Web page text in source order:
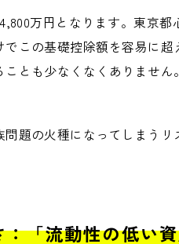
万円となります。東京
この基礎控除額を容易に
とも少なくなくありません。
題の火種になってしまうリ
「流動性の低い